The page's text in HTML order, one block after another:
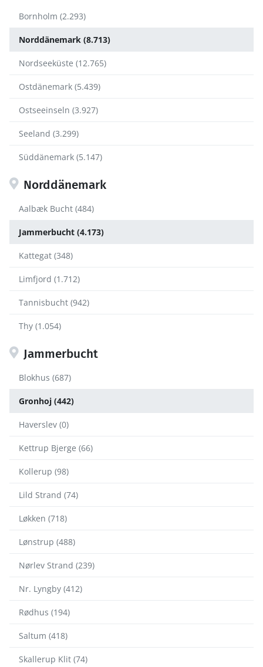
Bornholm (2.293)
Norddänemark (8.713)
Nordseeküste (12.765)
Ostdänemark (5.439)
Ostseeinseln (3.927)
Seeland (3.299)
Süddänemark (5.147)
Norddänemark
Aalbæk Bucht (484)
Jammerbucht (4.173)
Kattegat (348)
Limfjord (1.712)
Tannisbucht (942)
Thy (1.054)
Jammerbucht
Blokhus (687)
Gronhoj (442)
Haverslev (0)
Kettrup Bjerge (66)
Kollerup (98)
Lild Strand (74)
Løkken (718)
Lønstrup (488)
Nørlev Strand (239)
Nr. Lyngby (412)
Rødhus (194)
Saltum (418)
Skallerup Klit (74)